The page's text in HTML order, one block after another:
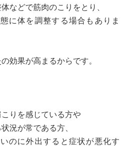
などで筋肉のこりをとり、
に体を調整する場合もありま
効果が高まるからです。
りを感じている方や
況が常である方、
のに外出すると症状が悪化す